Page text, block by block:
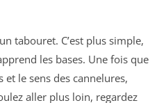
tabouret. C’est plus simple,
les bases. Une fois que
et le sens des cannelures,
aller plus loin, regardez